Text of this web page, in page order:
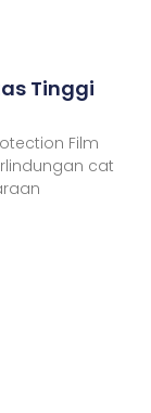
Tinggi
Film
cat